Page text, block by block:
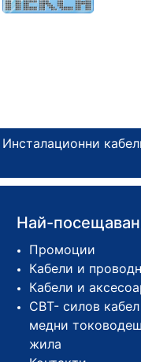
Инсталационни
Най-
Промоции
Кабели и
Кабели и
СВТ- силов
медни
жила